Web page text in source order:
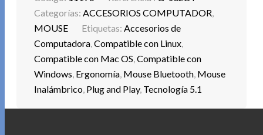
Categorías:ACCESORIOS COMPUTADOR,
MOUSE
Etiquetas:Accesorios de
Computadora,Compatible con Linux,
Compatible con Mac OS,Compatible con
Windows, Ergonomía, Mouse Bluetooth, Mouse
Inalámbrico, Plug and Play, Tecnología 5.1